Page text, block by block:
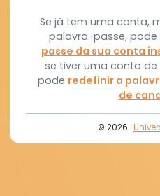
Se já tem uma conta,
palavra-passe, pode
passe da sua conta
se tiver uma conta
pode redefinir a
de
© 2026 ·